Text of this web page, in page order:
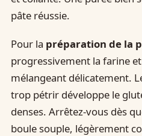
pâte réussie.
Pour la préparation de la
progressivement la farine
mélangeant délicatement.
trop pétrir développe le
denses. Arrêtez-vous dès
boule souple, légèrement